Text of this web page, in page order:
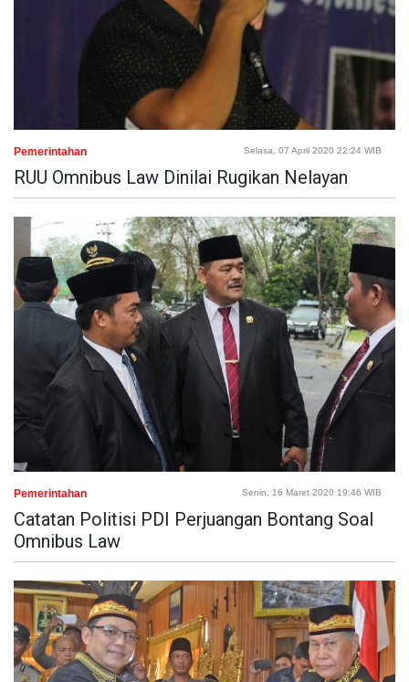
Pemerintahan Selasa, 07 April 2020 22:24 WIB
RUU Omnibus Law Dinilai Rugikan Nelayan
Pemerintahan Senin, 16 Maret 2020 19:46 WIB
Catatan Politisi PDI Perjuangan Bontang Soal
Omnibus Law